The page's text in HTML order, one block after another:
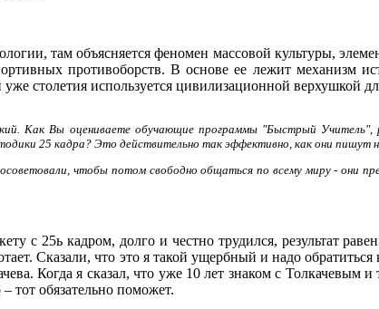
там объясняется феномен массовой культуры,
противоборств. В основе ее лежит механизм
столетия используется цивилизационной верхушкой
Как Вы оцениваете обучающие программы "Быстрый Учитель",
25 кадра? Это действительно так эффективно, как они пишут
чтобы потом свободно общаться по всему миру - они
с 25ь кадром, долго и честно трудился, результат
Сказали, что это я такой ущербный и надо
Когда я сказал, что уже 10 лет знаком с Толкачевым
тот обязательно поможет.